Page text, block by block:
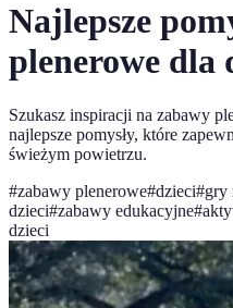
Najlepsze
plenerowe dla
Szukasz inspiracji na zabawy
najlepsze pomysły, które
świeżym powietrzu.
#zabawy plenerowe#dzieci#gry
dzieci#zabawy edukacyjne#
dzieci